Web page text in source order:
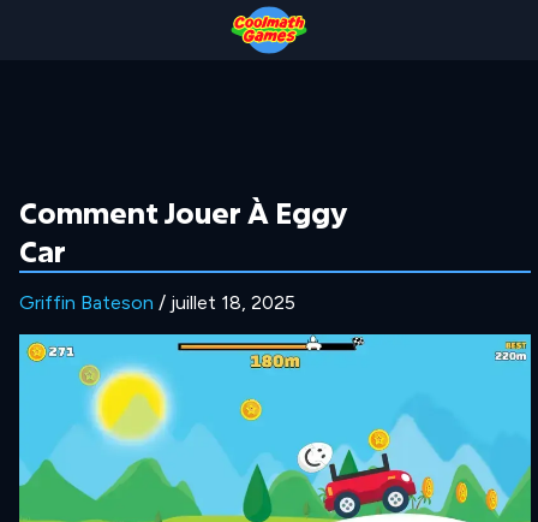
Comment Jouer À Eggy
Car
Griffin Bateson / juillet 18, 2025